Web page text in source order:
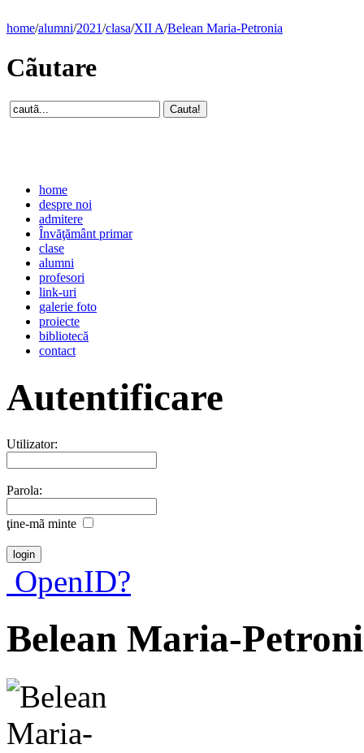
home/alumni/2021/clasa/XII A/Belean Maria-Petronia
Cãutare
home
despre noi
admitere
Învăţământ primar
clase
alumni
profesori
link-uri
galerie foto
proiecte
bibliotecă
contact
Autentificare
Utilizator:
Parola:
ţine-mã minte
OpenID?
Belean Maria-